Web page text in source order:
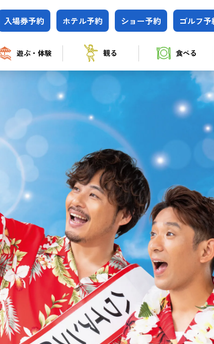
入場券予約 ホテル予約 ショー予約 ゴルフ予
遊ぶ・体験 観る 食べる